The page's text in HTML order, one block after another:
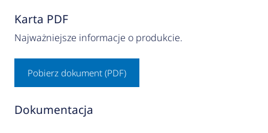
Karta PDF
Najważniejsze informacje o produkcie.
Pobierz dokument (PDF)
Dokumentacja